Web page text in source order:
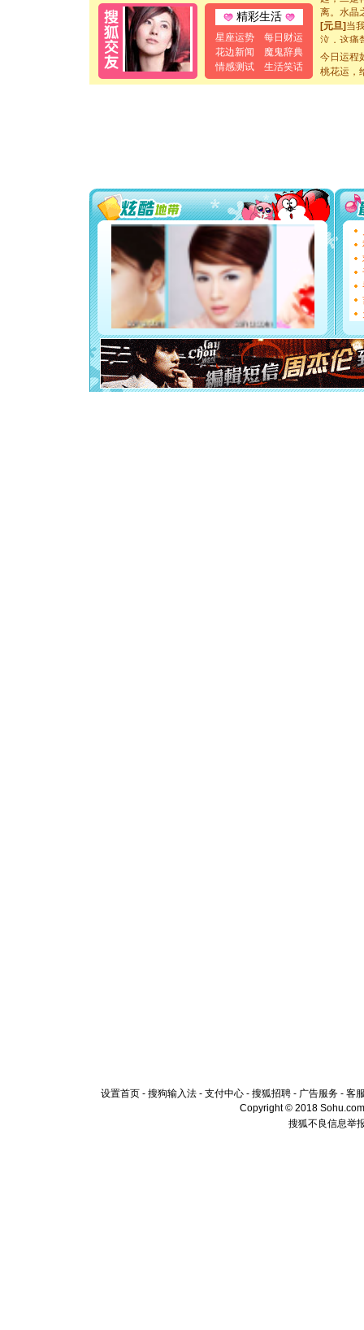
精彩生活
星座运势
每日财运
花边新闻
魔鬼辞典
情感测试
生活笑话
离。水晶
[元旦]当
泣，这痛
[春节]风
颜！冬去
[圣诞节]
能正大光
都要快乐
[圣诞节]
如意,快
[元旦]
看
断电。
你是我
[元旦]
如
起；二
离。水
[元旦]当
泣，这痛
卖了。水
[春节]风
颜！冬去
今日运程
桃花运，
设置首页 - 搜狗输入法 - 支付中心 - 搜狐招聘 - 广告服务 - 客
Copyright © 2018
搜狐不良信息举